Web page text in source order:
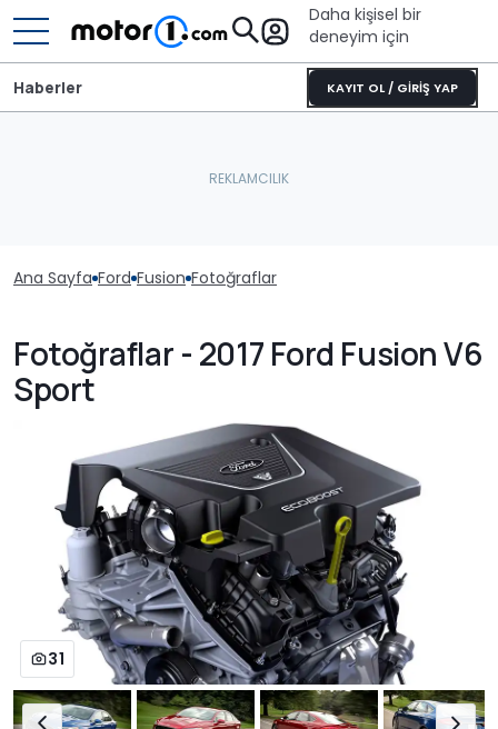
Daha kişisel bir
deneyim için
KAYIT OL / GİRİŞ YAP
Haberler
Ana Sayfa Ford Fusion Fotoğraflar
Fotoğraflar - 2017 Ford Fusion V6
Sport
31